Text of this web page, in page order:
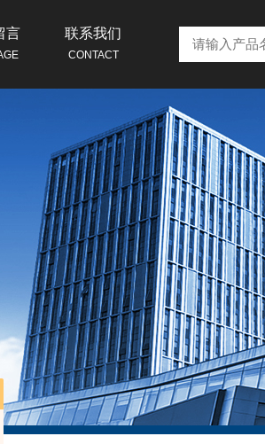
言 联系我们
CONTACT